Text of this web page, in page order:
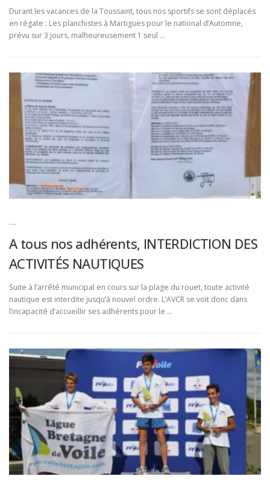
Durant les vacances de la Toussaint, tous nos sportifs se sont déplacés
en régate : Les planchistes à Martigues pour le national d’Automne,
prévu sur 3 jours, malheureusement 1 seul …
...
A tous nos adhérents, INTERDICTION DES
ACTIVITÉS NAUTIQUES
Suite à l’arrêté municipal en cours sur la plage du rouet, toute activité
nautique est interdite jusqu’à nouvel ordre. L’AVCR se voit donc dans
l’incapacité d’accueillir ses adhérents pour le …